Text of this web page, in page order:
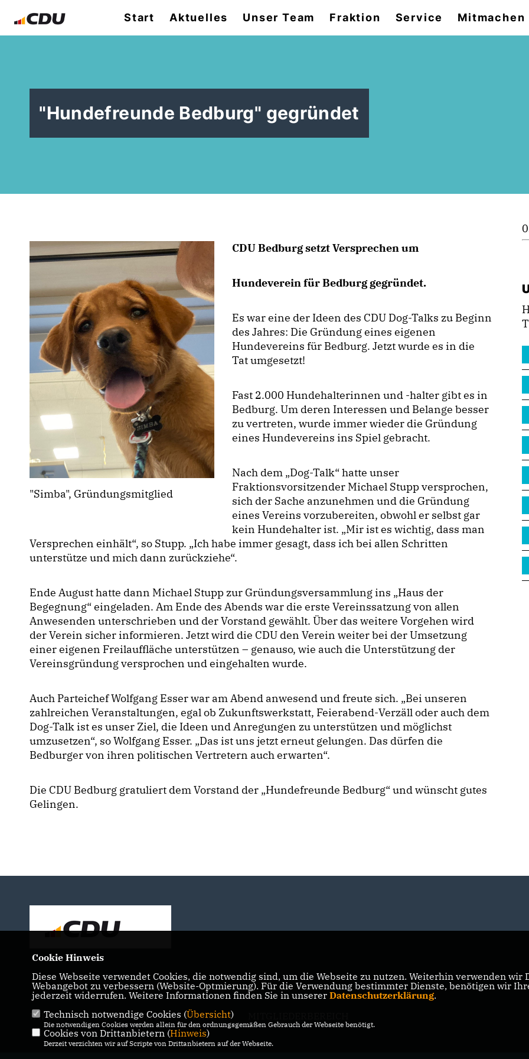
Start Aktuelles Unser Team Fraktion Service Mitmachen
"Hundefreunde Bedburg" gegründet
"Simba", Gründungsmitglied
CDU Bedburg setzt Versprechen um
Hundeverein für Bedburg gegründet.
Es war eine der Ideen des CDU Dog-Talks zu Beginn
des Jahres: Die Gründung eines eigenen
Hundevereins für Bedburg. Jetzt wurde es in die
Tat umgesetzt!
Fast 2.000 Hundehalterinnen und -halter gibt es in
Bedburg. Um deren Interessen und Belange besser
zu vertreten, wurde immer wieder die Gründung
eines Hundevereins ins Spiel gebracht.
Nach dem „Dog-Talk“ hatte unser
Fraktionsvorsitzender Michael Stupp versprochen,
sich der Sache anzunehmen und die Gründung
eines Vereins vorzubereiten, obwohl er selbst gar
kein Hundehalter ist. „Mir ist es wichtig, dass man
Versprechen einhält“, so Stupp. „Ich habe immer gesagt, dass ich bei allen Schritten
unterstütze und mich dann zurückziehe“.
Ende August hatte dann Michael Stupp zur Gründungsversammlung ins „Haus der
Begegnung“ eingeladen. Am Ende des Abends war die erste Vereinssatzung von allen
Anwesenden unterschrieben und der Vorstand gewählt. Über das weitere Vorgehen wird
der Verein sicher informieren. Jetzt wird die CDU den Verein weiter bei der Umsetzung
einer eigenen Freilauffläche unterstützen – genauso, wie auch die Unterstützung der
Vereinsgründung versprochen und eingehalten wurde.
Auch Parteichef Wolfgang Esser war am Abend anwesend und freute sich. „Bei unseren
zahlreichen Veranstaltungen, egal ob Zukunftswerkstatt, Feierabend-Verzäll oder auch dem
Dog-Talk ist es unser Ziel, die Ideen und Anregungen zu unterstützen und möglichst
umzusetzen“, so Wolfgang Esser. „Das ist uns jetzt erneut gelungen. Das dürfen die
Bedburger von ihren politischen Vertretern auch erwarten“.
Die CDU Bedburg gratuliert dem Vorstand der „Hundefreunde Bedburg“ und wünscht gutes
Gelingen.
IMPRESSUM DATENSCHUTZ KONTAKT
Cookie Hinweis
Diese Webseite verwendet Cookies, die notwendig sind, um die Webseite zu nutzen. Weiterhin verwenden
Webangebot zu verbessern (Website-Optmierung). Für die Verwendung bestimmter Dienste, benötigen wir
jederzeit widerrufen. Weitere Informationen finden Sie in unserer Datenschutzerklärung.
Technisch notwendige Cookies (Übersicht)
Die notwendigen Cookies werden allein für den ordnungsgemäßen Gebrauch der Webseite benötigt.
Cookies von Drittanbietern (Hinweis)
Derzeit verzichten wir auf Scripte von Drittanbietern auf der Webseite.